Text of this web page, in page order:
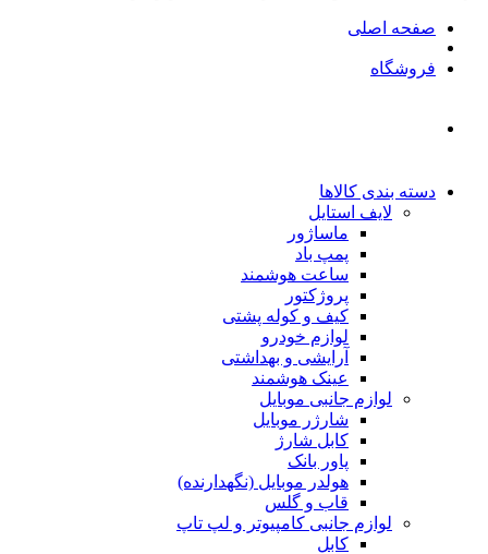
صفحه اصلی
فروشگاه
دسته بندی کالاها
لایف استایل
ماساژور
پمپ باد
ساعت هوشمند
پروژکتور
کیف و کوله پشتی
لوازم خودرو
آرایشی و بهداشتی
عینک هوشمند
لوازم جانبی موبایل
شارژر موبایل
کابل شارژ
پاور بانک
هولدر موبایل (نگهدارنده)
قاب و گلس
لوازم جانبی کامپیوتر و لپ تاپ
کابل